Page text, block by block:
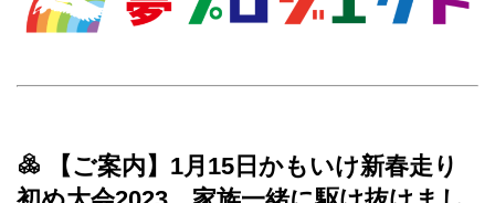
【ご案内】1月15日かもいけ新春走り